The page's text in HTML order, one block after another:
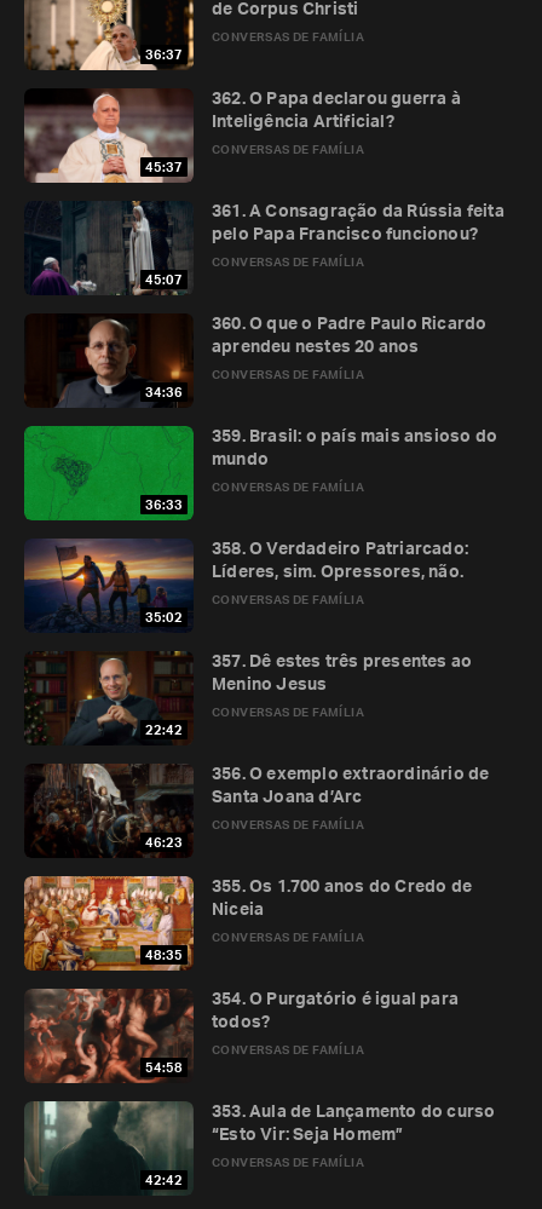
36:37
CONVERSAS DE FAMÍLIA
de Corpus Christi
45:37
CONVERSAS DE FAMÍLIA
362. O Papa declarou guerra à
Inteligência Artificial?
45:07
CONVERSAS DE FAMÍLIA
361. A Consagração da Rússia feita
pelo Papa Francisco funcionou?
34:36
CONVERSAS DE FAMÍLIA
360. O que o Padre Paulo Ricardo
aprendeu nestes 20 anos
36:33
CONVERSAS DE FAMÍLIA
359. Brasil: o país mais ansioso do
mundo
35:02
CONVERSAS DE FAMÍLIA
358. O Verdadeiro Patriarcado:
Líderes, sim. Opressores, não.
22:42
CONVERSAS DE FAMÍLIA
357. Dê estes três presentes ao
Menino Jesus
46:23
CONVERSAS DE FAMÍLIA
356. O exemplo extraordinário de
Santa Joana d’Arc
48:35
CONVERSAS DE FAMÍLIA
355. Os 1.700 anos do Credo de
Niceia
54:58
CONVERSAS DE FAMÍLIA
354. O Purgatório é igual para
todos?
42:42
CONVERSAS DE FAMÍLIA
353. Aula de Lançamento do curso
“Esto Vir: Seja Homem”